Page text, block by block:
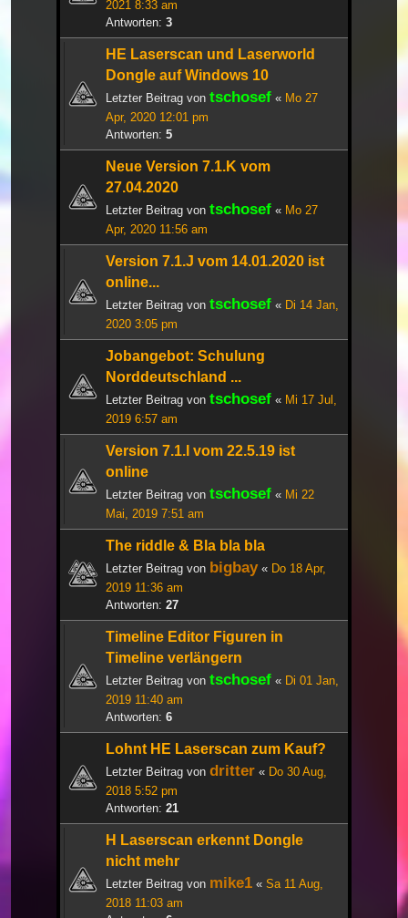
2021 8:33 am
Antworten: 3
HE Laserscan und Laserworld
Dongle auf Windows 10
Letzter Beitrag von tschosef « Mo 27
Apr, 2020 12:01 pm
Antworten: 5
Neue Version 7.1.K vom
27.04.2020
Letzter Beitrag von tschosef « Mo 27
Apr, 2020 11:56 am
Version 7.1.J vom 14.01.2020 ist
online...
Letzter Beitrag von tschosef « Di 14 Jan,
2020 3:05 pm
Jobangebot: Schulung
Norddeutschland ...
Letzter Beitrag von tschosef « Mi 17 Jul,
2019 6:57 am
Version 7.1.I vom 22.5.19 ist
online
Letzter Beitrag von tschosef « Mi 22
Mai, 2019 7:51 am
The riddle & Bla bla bla
Letzter Beitrag von bigbay« Do 18 Apr,
2019 11:36 am
Antworten: 27
Timeline Editor Figuren in
Timeline verlängern
Letzter Beitrag von tschosef « Di 01 Jan,
2019 11:40 am
Antworten: 6
Lohnt HE Laserscan zum Kauf?
Letzter Beitrag von dritter « Do 30 Aug,
2018 5:52 pm
Antworten: 21
H Laserscan erkennt Dongle
nicht mehr
Letzter Beitrag von mike1 « Sa 11 Aug,
2018 11:03 am